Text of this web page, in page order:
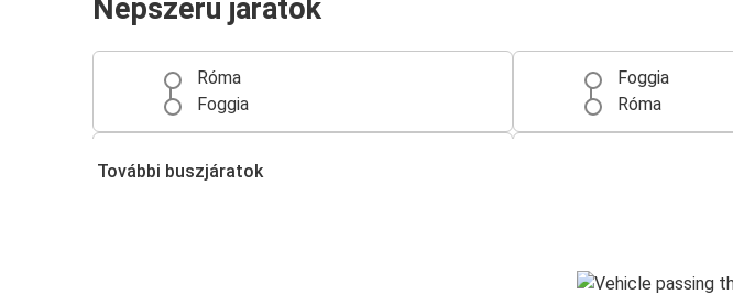
Népszerű járatok
Róma
Foggia
Foggia
Róma
Foggia
Bologna
További buszjáratok